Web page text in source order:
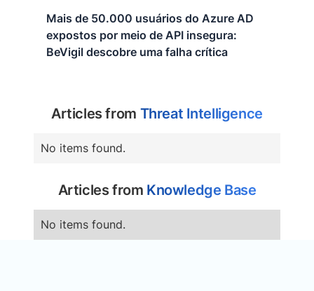
Mais de 50.000 usuários do Azure AD
expostos por meio de API insegura:
BeVigil descobre uma falha crítica
Articles from Threat Intelligence
No items found.
Articles from Knowledge Base
No items found.